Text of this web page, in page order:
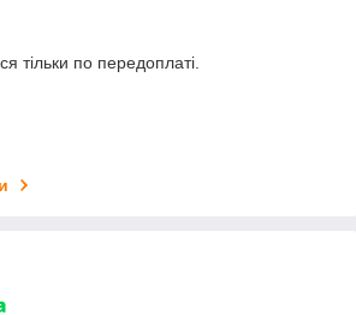
тільки по передоплаті.